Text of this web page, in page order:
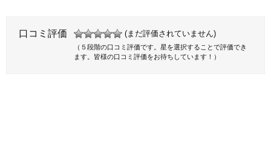
口コミ評価 (まだ評価されていません)
（５段階の口コミ評価です。星を選択することで評価でき
ます。皆様の口コミ評価をお待ちしています！）